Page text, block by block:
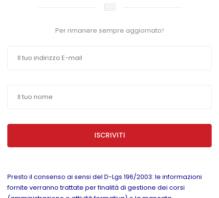
Per rimanere sempre aggiornato!
ISCRIVITI
Presto il consenso ai sensi del D-Lgs 196/2003: le informazioni
fornite verranno trattate per finalità di gestione dei corsi